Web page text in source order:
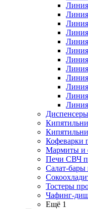
Линия
Линия
Линия
Линия
Линия
Кофеварки
Мармиты и
Печи СВЧ
Салат-бары
Тостеры
Чафинг-
Ещё 1